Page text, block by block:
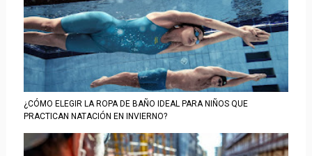
¿CÓMO ELEGIR LA ROPA DE BAÑO IDEAL PARA NIÑOS QUE
PRACTICAN NATACIÓN EN INVIERNO?